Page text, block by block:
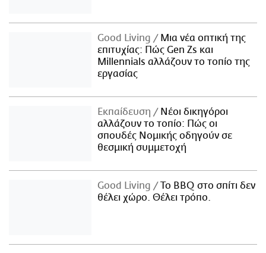
Good Living
Μια νέα οπτική της
επιτυχίας: Πώς Gen Zs και
Millennials αλλάζουν το τοπίο της
εργασίας
Εκπαίδευση
Νέοι δικηγόροι
αλλάζουν το τοπίο: Πώς οι
σπουδές Νομικής οδηγούν σε
θεσμική συμμετοχή
Good Living
Το BBQ στο σπίτι δεν
θέλει χώρο. Θέλει τρόπο.